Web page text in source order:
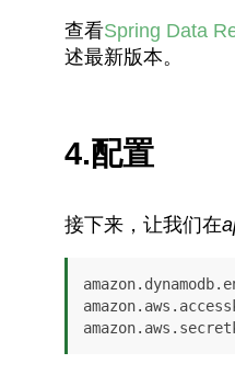
查看Spring Data
述最新版本。
4.配置
接下来，让我们在